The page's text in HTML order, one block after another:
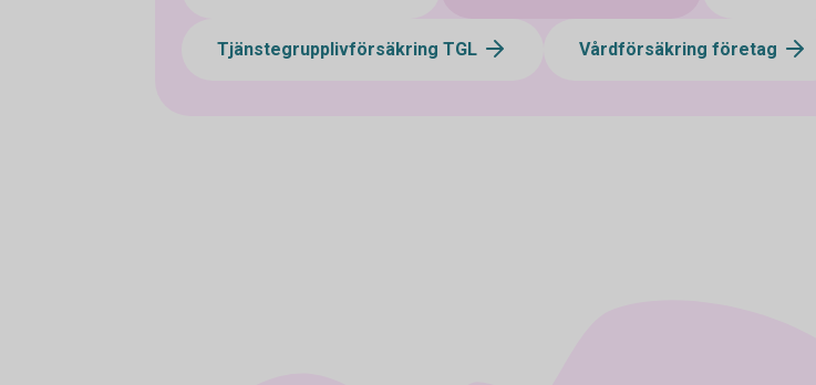
Tjänstegrupplivförsäkring TGL Vårdförsäkring företag